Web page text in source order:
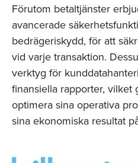
Förutom betaltjänster
avancerade
bedrägeriskydd, för att
vid varje transaktion.
verktyg för
finansiella rapporter,
optimera sina operativa
sina ekonomiska resultat